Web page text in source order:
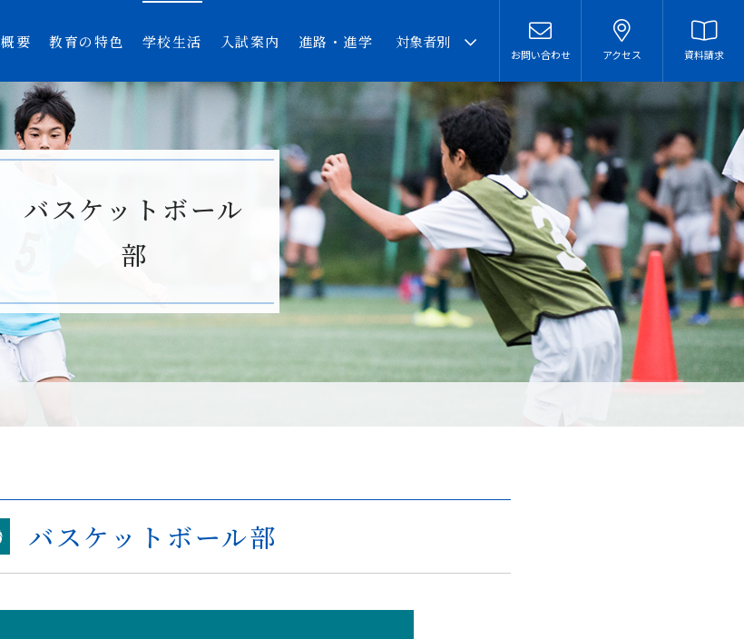
要 教育の特色 学校生活 入試案内 進路・進学 対象者別
卒業生の皆様へ
在校生・保護者の皆様へ
本校での勤務を希望される
お問い合わせ アクセス 資料請求
バスケットボール
部
バスケットボール部